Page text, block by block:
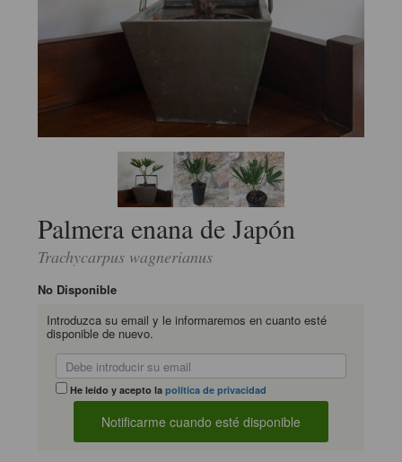
Palmera enana de Japón
Trachycarpus wagnerianus
No Disponible
Introduzca su email y le informaremos en cuanto esté
disponible de nuevo.
He leído y acepto lapolítica de privacidad